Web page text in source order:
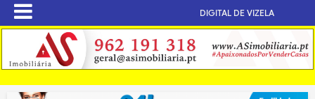
DIGITAL DE VIZELA